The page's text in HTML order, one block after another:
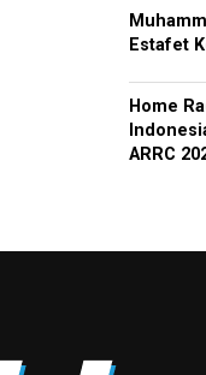
Estafet
Home
ARRC